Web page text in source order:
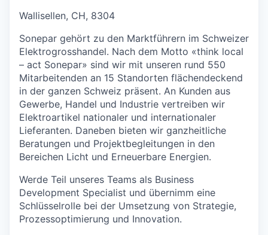
Wallisellen, CH, 8304
Sonepar gehört zu den Marktführern im Schweizer
Elektrogrosshandel. Nach dem Motto «think local
– act Sonepar» sind wir mit unseren rund 550
Mitarbeitenden an 15 Standorten flächendeckend
in der ganzen Schweiz präsent. An Kunden aus
Gewerbe, Handel und Industrie vertreiben wir
Elektroartikel nationaler und internationaler
Lieferanten. Daneben bieten wir ganzheitliche
Beratungen und Projektbegleitungen in den
Bereichen Licht und Erneuerbare Energien.
Werde Teil unseres Teams als Business
Development Specialist und übernimm eine
Schlüsselrolle bei der Umsetzung von Strategie,
Prozessoptimierung und Innovation.